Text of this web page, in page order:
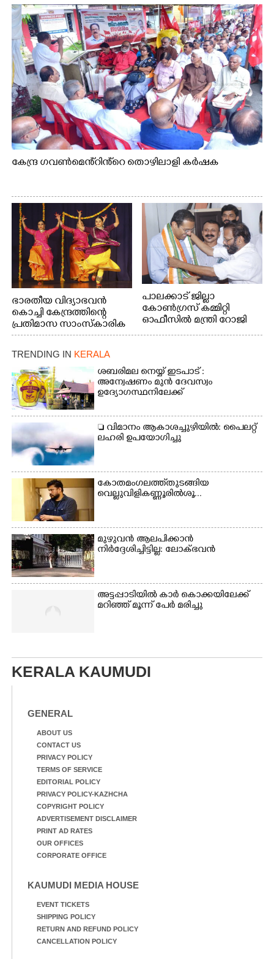
കേന്ദ്ര ഗവൺമെൻ്റിൻ്റെ തൊഴിലാളി കർഷക
ഭാരതീയ വിദ്യാഭവൻ
കൊച്ചി കേന്ദ്രത്തിന്റെ
പ്രതിമാസ സാംസ്കാരിക
പരിപാടിയുടെ ഭാഗമായി
ടി.ഡി റോഡിലെ ഭാരതീയ
വിദ്യാഭവൻ സർദാർ
പട്ടേൽ സഭാഗൃഹത്തിൽ
എം. അക്ഷതയുടെ
നേതൃത്വത്തിൽ
അവതരിപ്പിച്ച ലയ നമൻ
കഥക് നൃത്തത്തിൽ നിന്ന്
പാലക്കാട് ജില്ലാ
കോൺഗ്രസ് കമ്മിറ്റി
ഓഫീസിൽ മന്ത്രി റോജി
എം ജോണിന്
TRENDING IN KERALA
ശബരിമല നെയ്യ് ഇടപാട് :
അന്വേഷണം മുൻ ദേവസ്വം
ഉദ്യോഗസ്ഥനിലേക്ക്
 വിമാനം ആകാശച്ചുഴിയിൽ: പൈലറ്റ്
ലഹരി ഉപയോഗിച്ചു
കോതമംഗലത്ത് തുടങ്ങിയ
വെല്ലുവിളി കണ്ണൂരിൽ ശൂ...
മുഴുവൻ ആലപിക്കാൻ
നിർദ്ദേശിച്ചിട്ടില്ല: ലോക്ഭവൻ
അട്ടപ്പാടിയിൽ കാർ കൊക്കയിലേക്ക്
മറിഞ്ഞ് മൂന്ന് പേർ മരിച്ചു
KERALA KAUMUDI
GENERAL
ABOUT US
CONTACT US
PRIVACY POLICY
TERMS OF SERVICE
EDITORIAL POLICY
PRIVACY POLICY-KAZHCHA
COPYRIGHT POLICY
ADVERTISEMENT DISCLAIMER
PRINT AD RATES
OUR OFFICES
CORPORATE OFFICE
KAUMUDI MEDIA HOUSE
EVENT TICKETS
SHIPPING POLICY
RETURN AND REFUND POLICY
CANCELLATION POLICY